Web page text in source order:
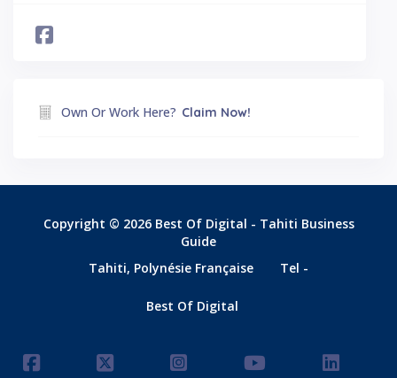
Own Or Work Here? Claim Now!
Copyright © 2026 Best Of Digital - Tahiti Business
Guide
Tahiti, Polynésie Française
Tel -
Best Of Digital